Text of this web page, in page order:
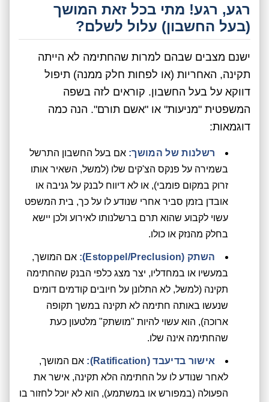
רגע, רגע! מתי בכל זאת המושך
(בעל החשבון) עלול לשלם?
ישנם מצבים שבהם למרות שהחתימה לא הייתה
תקינה, האחריות (או לפחות חלק ממנה) תיפול
דווקא על בעל החשבון. קוראים לזה בשפה
המשפטית "מניעות" או "אשם תורם". הנה כמה
דוגמאות:
רשלנות של המושך: אם בעל החשבון התרשל
בשמירה על פנקס הצ'קים שלו (למשל, השאיר אותו
זרוק במקום פומבי), או לא דיווח לבנק על גניבה או
אובדן בזמן סביר אחרי שנודע לו על כך, בית המשפט
עשוי לקבוע שהוא תרם ברשלנותו לאירוע ולכן יישא
בחלק מהנזק או כולו.
השתק (Estoppel/Preclusion):
אם המושך,
במעשיו או במחדליו, יצר מצג כלפי הבנק שהחתימה
תקינה (למשל, לא התלונן על חיובים קודמים דומים
שנעשו באותה חתימה לא תקינה במשך תקופה
ארוכה), הוא עשוי להיות "מושתק" מלטעון כעת
שהחתימה אינה שלו.
אישור בדיעבד (Ratification):
אם המושך,
לאחר שנודע לו על החתימה הלא תקינה, אישר את
הפעולה (במפורש או במשתמע), הוא לא יוכל לחזור בו